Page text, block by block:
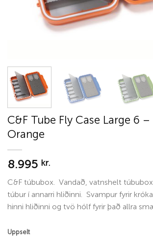
C&F Tube Fly Case Large 6
Orange
8.995 kr.
C&F túbubox. Vandað, vatnshelt
túbur í annarri hliðinni. Svampur fyrir
hinni hliðinni og tvö hólf fyrir það allra
Uppselt